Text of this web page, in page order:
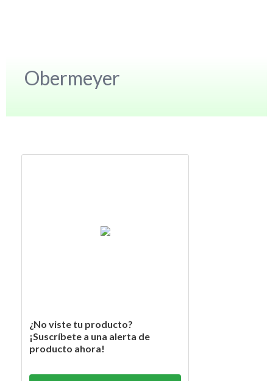
Obermeyer
¿No viste tu producto?
¡Suscríbete a una alerta de
producto ahora!